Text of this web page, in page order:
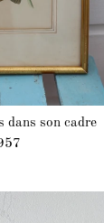
dans son cadre